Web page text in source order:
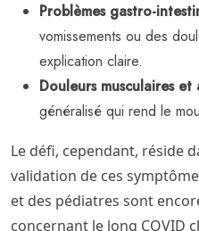
Problèmes gastro-
vomissements ou des
explication claire.
Douleurs musculaires
généralisé qui rend le
Le défi, cependant, réside
validation de ces
et des pédiatres sont
concernant le long COVID